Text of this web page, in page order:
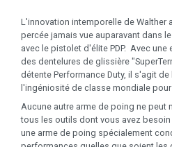
L'innovation intemporelle de Walther
percée jamais vue auparavant dans
avec le pistolet d'élite PDP. Avec une
des dentelures de glissière
détente Performance Duty, il s'agit
l'ingéniosité de classe mondiale
Aucune autre arme de poing ne peut
tous les outils dont vous avez besoin
une arme de poing spécialement